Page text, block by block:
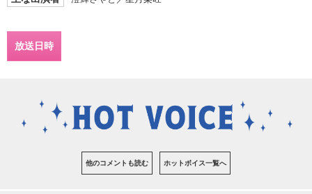
放送日時
他のコメントも読む ホットボイス一覧へ